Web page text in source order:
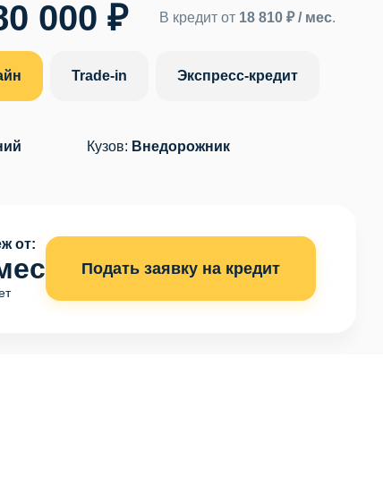
000 ₽ В кредит от 18 810 ₽ / мес.
Trade-in Экспресс-кредит
Кузов: Внедорожник
от:
Подать заявку на кредит